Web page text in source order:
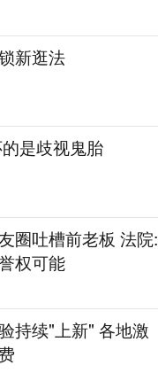
新逛法
是歧视鬼胎
圈吐槽前老板 法院:
权可能
持续"上新" 各地激